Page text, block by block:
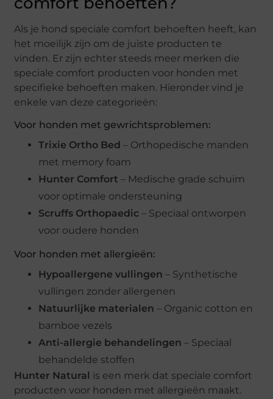
Als je hond speciale comfort behoeften heeft, kan
het moeilijk zijn om de juiste producten te
vinden. Er zijn echter steeds meer merken die
speciale comfort producten voor honden met
specifieke behoeften maken. Hieronder vind je
enkele van deze categorieën:
Voor honden met gewrichtsproblemen:
Trixie Ortho Bed – Orthopedische manden
met memory foam
Hunter Comfort – Medische grade schuim
voor optimale ondersteuning
Scruffs Orthopaedic – Speciaal ontworpen
voor oudere honden
Voor honden met allergieën:
Hypoallergene vullingen – Synthetische
vullingen zonder allergenen
Natuurlijke materialen – Organic cotton en
bamboe vezels
Anti-allergie behandelingen – Speciaal
behandelde stoffen
Hunter Natural
is een merk dat speciale comfort
producten voor honden met allergieën maakt.